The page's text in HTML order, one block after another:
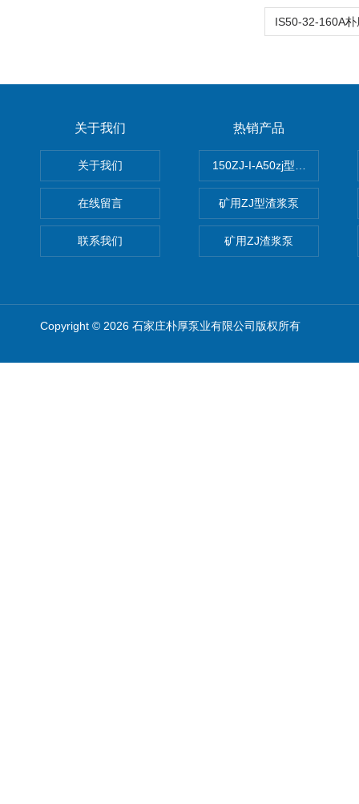
关于我们
关于我们
在线留言
联系我们
热销产品
150ZJ-I-A50zj型渣浆泵
矿用ZJ型渣浆泵
矿用ZJ渣浆泵
Copyright © 2026 石家庄朴厚泵业有限公司版权所有